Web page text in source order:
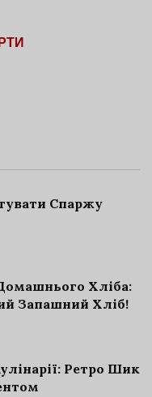
Спаржу
Хліба:
Запашний Хліб!
Ретро Шик